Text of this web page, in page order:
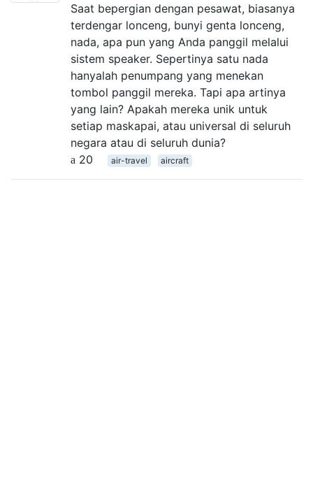
Saat bepergian dengan pesawat, biasanya
terdengar lonceng, bunyi genta lonceng,
nada, apa pun yang Anda panggil melalui
sistem speaker. Sepertinya satu nada
hanyalah penumpang yang menekan
tombol panggil mereka. Tapi apa artinya
yang lain? Apakah mereka unik untuk
setiap maskapai, atau universal di seluruh
negara atau di seluruh dunia?
20
air-travel aircraft